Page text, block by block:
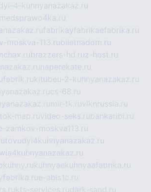
4-kuhnyanazakaz.ru
medsprawo4ka.ru
fabrikayfabrikaefabrika.ru
moskva-113.rubiletnadom.ru
brazzers-hd.ruz-host.ru
naperekate.ru
kitubeu-2-kuhnyanazakaz.ru
cs-68.ru
mir-tk.ruvlknrussia.ru
map.ruvideo-seks.rubankaribi.ru
zamkov-moskva113.ru
tovudyi4kuhnyanazakaz.ru
kuhnyaekuhnyaafabrika.ru
e-abis1c.ru
kts-services.rudark-sand.ru